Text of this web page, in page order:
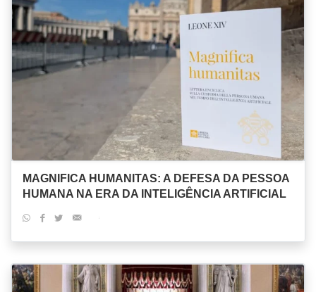
MAGNIFICA HUMANITAS: A DEFESA DA PESSOA
HUMANA NA ERA DA INTELIGÊNCIA ARTIFICIAL